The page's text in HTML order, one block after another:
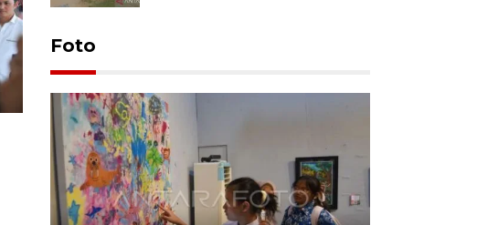
Foto